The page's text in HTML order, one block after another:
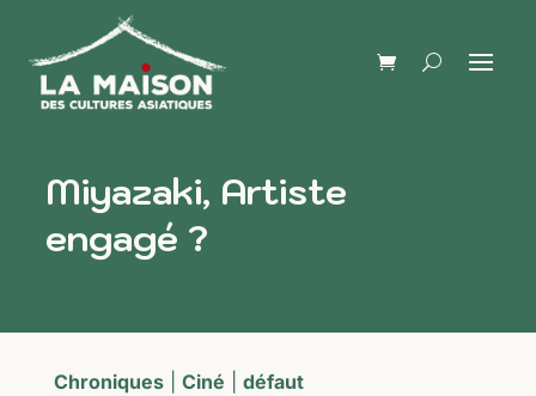
Miyazaki, Artiste
engagé ?
Chroniques| Ciné défaut